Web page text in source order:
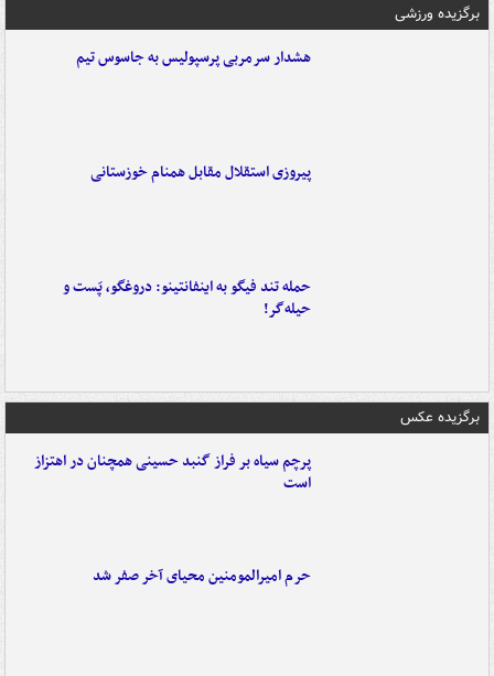
برگزیده ورزشی
هشدار سرمربی پرسپولیس به جاسوس تیم
پیروزی استقلال مقابل همنام خوزستانی
حمله تند فیگو به اینفانتینو: دروغگو، پَست‌ و
حیله‌گر!
برگزیده عکس
پرچم سیاه بر فراز گنبد حسینی همچنان در اهتزاز
است
حرم امیرالمومنین محیای آخر صفر شد